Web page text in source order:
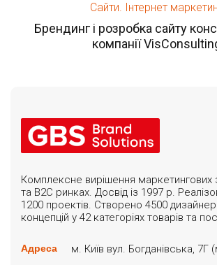
Сайти. Інтернет
Брендинг і розробка сайту
компанії
Комплексне вирішення маркетингових
та B2C ринках. Досвід із 1997 р.
1200 проектів. Створено 4500
концепцій у 42 категоріях товарів та
Адреса м. Київ вул. Богданівська, 7Г